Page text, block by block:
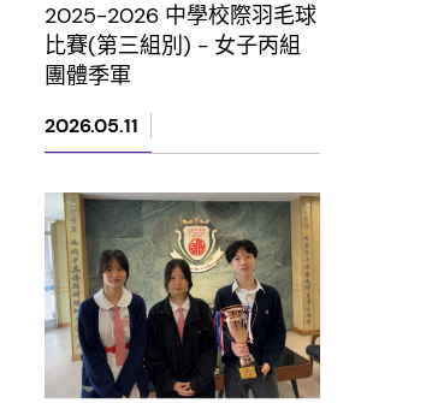
2025-2026 中學校際羽毛球
比賽(第三組別) - 女子丙組
團體季軍
2026.05.11